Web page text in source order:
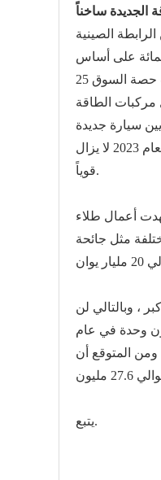
الجديدة ساخناً
الصينية
ومبيعات السيارات في الصين 24.628 مليون و 24.302 ألف وحدة في الفترة من يناير إلى نوفمبر من عام 2022 ، بزيادة 6.1 بالمائة و 3.3 بالمائة على أساس
مركبات الطاقة
سيارة جديدة
وهذا يعني أن الطلب في سوق طلاء سيارات الطاقة الجديدة لعام 2023 لا يزال
قوياً.
، وبالتالي لن
سوق السيارات في الصين إلى 26.8 مليون وحدة في عام
السيارات الصينية على مستوى نمو يبلغ حوالي 3٪ ، ومن المتوقع أن
يتبع.